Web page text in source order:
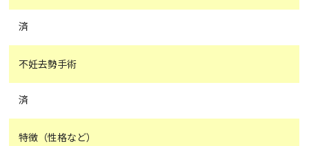
済
不妊去勢手術
済
特徴（性格など）